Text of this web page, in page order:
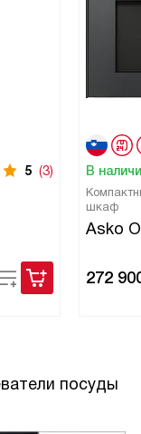
5 (3) В
шкаф
Asko
272
посуды